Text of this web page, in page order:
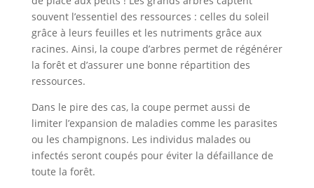
souvent l’essentiel des ressources : celles du soleil
grâce à leurs feuilles et les nutriments grâce aux
racines. Ainsi, la coupe d’arbres permet de régénérer
la forêt et d’assurer une bonne répartition des
ressources.
Dans le pire des cas, la coupe permet aussi de
limiter l’expansion de maladies comme les parasites
ou les champignons. Les individus malades ou
infectés seront coupés pour éviter la défaillance de
toute la forêt.